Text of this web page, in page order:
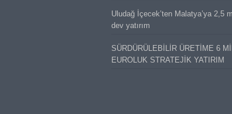
Uludağ İçecek’ten Malatya’ya 2,5
dev yatırım
SÜRDÜRÜLEBİLİR ÜRETİME 6
EUROLUK STRATEJİK YATIRIM